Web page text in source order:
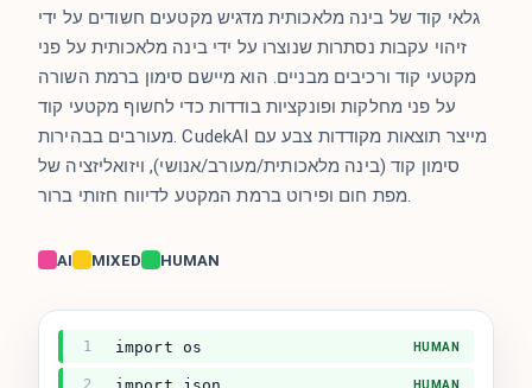
גלאי קוד של בינה מלאכותית מדגיש מקטעים חשודים על ידי
זיהוי עקבות נסתרות שנוצרו על ידי בינה מלאכותית על פני
מקטעי קוד ורכיבים מבניים. הוא מיישם סימון ברמת השורה
על פני מחלקות ופונקציות בודדות כדי לחשוף מקטעי קוד
מעורבים בבהירות. CudekAI מייצר תוצאות מקודדות צבע עם
סימון קוד (בינה מלאכותית/מעורב/אנושי), ויזואליזציה של
מפת חום ופירוט ברמת המקטע לדיווח חזותי ברור.
AI MIXED HUMAN
1 import os HUMAN
2 HUMAN